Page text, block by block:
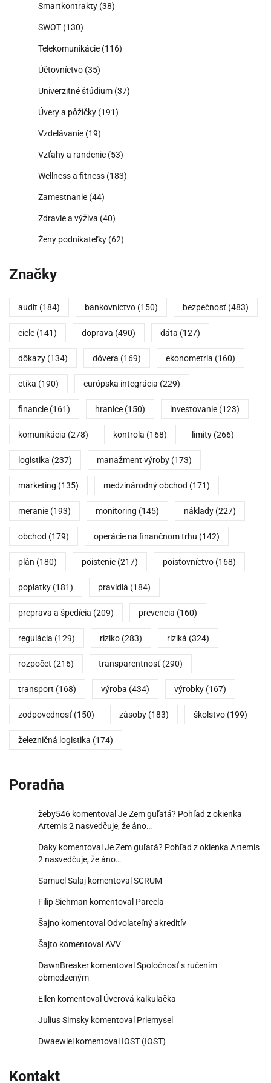
Smartkontrakty (38)
SWOT (130)
Telekomunikácie (116)
Účtovníctvo (35)
Univerzitné štúdium (37)
Úvery a pôžičky (191)
Vzdelávanie (19)
Vzťahy a randenie (53)
Wellness a fitness (183)
Zamestnanie (44)
Zdravie a výživa (40)
Ženy podnikateľky (62)
Značky
audit (184) bankovníctvo (150) bezpečnosť (483)
ciele (141) doprava (490) dáta (127)
dôkazy (134) dôvera (169) ekonometria (160)
etika (190) európska integrácia (229)
financie (161) hranice (150) investovanie (123)
komunikácia (278) kontrola (168) limity (266)
logistika (237) manažment výroby (173)
marketing (135) medzinárodný obchod (171)
meranie (193) monitoring (145) náklady (227)
obchod (179) operácie na finančnom trhu (142)
plán (180) poistenie (217) poisťovníctvo (168)
poplatky (181) pravidlá (184)
preprava a špedícia (209) prevencia (160)
regulácia (129) riziko (283) riziká (324)
rozpočet (216) transparentnosť (290)
transport (168) výroba (434) výrobky (167)
zodpovednosť (150) zásoby (183) školstvo (199)
železničná logistika (174)
Poradňa
žeby546 komentoval Je Zem guľatá? Pohľad z okienka
Artemis 2 nasvedčuje, že áno…
Daky komentoval Je Zem guľatá? Pohľad z okienka Artemis
2 nasvedčuje, že áno…
Samuel Salaj komentoval SCRUM
Filip Sichman komentoval Parcela
Šajno komentoval Odvolateľný akreditív
Šajto komentoval AVV
DawnBreaker komentoval Spoločnosť s ručením
obmedzeným
Ellen komentoval Úverová kalkulačka
Julius Simsky komentoval Priemysel
Dwaewiel komentoval IOST (IOST)
Kontakt